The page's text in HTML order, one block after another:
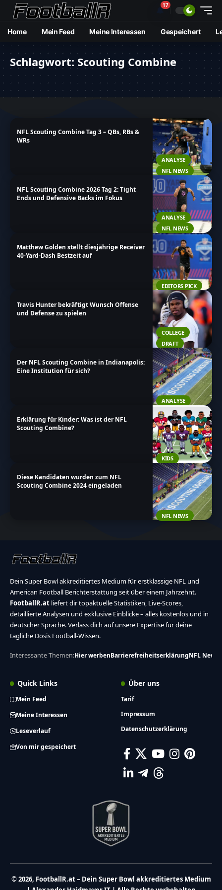
🔔17
Home Mein Feed Meine Interessen Gespeichert
Schlagwort: Scouting Combine
ANALYSE
NFL NEWS
NFL Scouting Combine Tag 3 – QBs, RBs &
WRs
ANALYSE
NFL NEWS
NFL Scouting Combine 2026 Tag 2: Tight
Ends und Defensive Backs im Fokus
EDITORS PICK
Matthew Golden stellt diesjährige Receiver
40-Yard-Dash Bestzeit auf
COLLEGE
DRAFT
Travis Hunter bekräftigt Wunsch Offense
und Defense zu spielen
ANALYSE
Der NFL Scouting Combine in Indianapolis:
Eine Institution für sich?
KIDS
Erklärung für Kinder: Was ist der NFL
Scouting Combine?
NFL NEWS
Diese Kandidaten wurden zum NFL
Scouting Combine 2024 eingeladen
Dein Super Bowl akkreditiertes Medium für erstklassige NFL und
American Football Berichterstattung seit über einem Jahrzehnt.
FootballR.at liefert dir topaktuelle Statistiken, Live-Scores,
detaillierte Analysen und exklusive Einblicke – alles kostenlos und in
deutscher Sprache. Verlass dich auf unsere Expertise für deine
tägliche Dosis Football-Wissen.
Interessante Themen:Hier werbenBarrierefreiheitserklärungNFL News
Quick Links
Mein Feed
Meine Interessen
Leseverlauf
Von mir gespeichert
Über uns
Tarif
Impressum
Datenschutzerklärung
© 2026, FootballR.at – Dein Super Bowl akkreditiertes Medium